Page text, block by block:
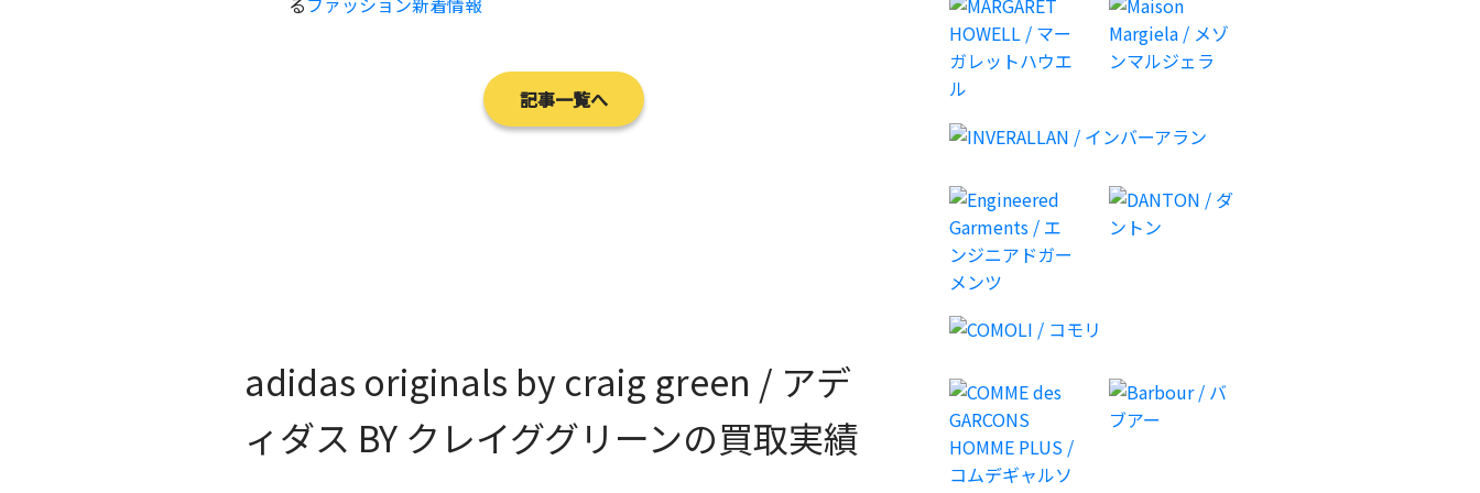
記事一覧へ
adidas originals by craig green / アデ
ィダス BY クレイググリーンの買取実績